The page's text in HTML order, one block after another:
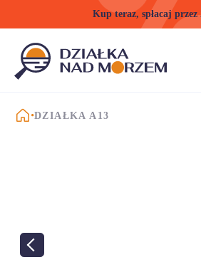
Kup teraz, spłacaj przez
STRONA GŁÓWNA
DZIAŁKA A13